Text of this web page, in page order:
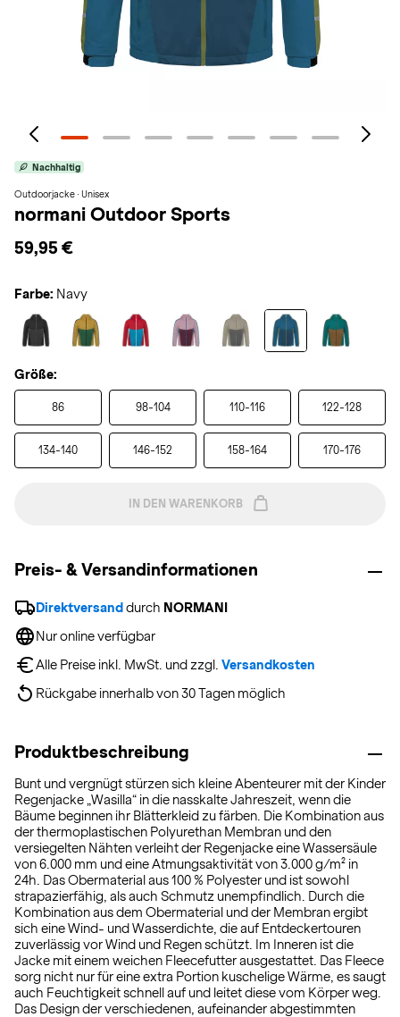
Nachhaltig
Outdoorjacke · Unisex
normani Outdoor Sports
59,95 €
Farbe: Navy
Größe:
86 98-104 110-116 122-128
134-140 146-152 158-164 170-176
IN DEN WARENKORB
Preis- & Versandinformationen
Direktversand durch NORMANI
Nur online verfügbar
Alle Preise inkl. MwSt. und zzgl. Versandkosten
Rückgabe innerhalb von 30 Tagen möglich
Produktbeschreibung
Bunt und vergnügt stürzen sich kleine Abenteurer mit der Kinder
Regenjacke „Wasilla“ in die nasskalte Jahreszeit, wenn die
Bäume beginnen ihr Blätterkleid zu färben. Die Kombination aus
der thermoplastischen Polyurethan Membran und den
versiegelten Nähten verleiht der Regenjacke eine Wassersäule
von 6.000 mm und eine Atmungsaktivität von 3.000 g/m² in
24h. Das Obermaterial aus 100 % Polyester und ist sowohl
strapazierfähig, als auch Schmutz unempfindlich. Durch die
Kombination aus dem Obermaterial und der Membran ergibt
sich eine Wind- und Wasserdichte, die auf Entdeckertouren
zuverlässig vor Wind und Regen schützt. Im Inneren ist die
Jacke mit einem weichen Fleecefutter ausgestattet. Das Fleece
sorg nicht nur für eine extra Portion kuschelige Wärme, es saugt
auch Feuchtigkeit schnell auf und leitet diese vom Körper weg.
Das Design der verschiedenen, aufeinander abgestimmten